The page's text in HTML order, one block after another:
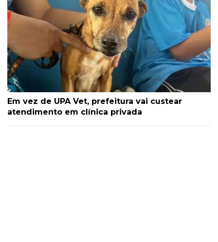
Em vez de UPA Vet, prefeitura vai custear
atendimento em clínica privada